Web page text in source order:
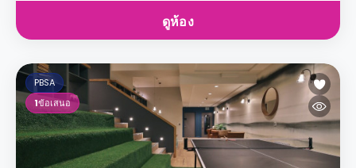
ดูห้อง
PBSA
1ข้อเสนอ